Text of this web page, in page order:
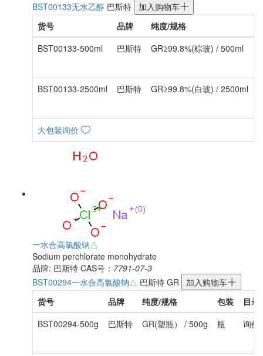
BST00133无水乙醇 巴斯特
加入购物车
货号
品牌 纯度/规格
BST00133-500ml
巴斯特 GR≥99.8%(棕玻) / 500ml
BST00133-2500ml 巴斯特 GR≥99.8%(白玻) / 2500ml
大包装询价
一水合高氯酸钠△
Sodium perchlorate monohydrate
品牌: 巴斯特 CAS号： 7791-07-3
BST00294一水合高氯酸钠△ 巴斯特 GR
加入购物车
货号
品牌 纯度/规格 包装
目录
BST00294-500g
巴斯特 GR(塑瓶） / 500g 瓶 询价